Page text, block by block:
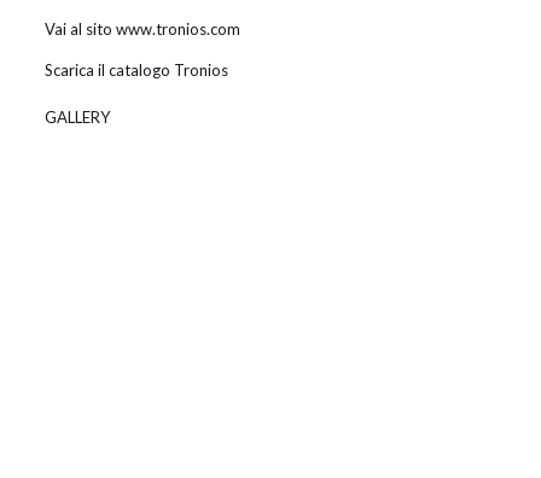
Vai al sito www.tronios.com
Scarica il catalogo Tronios
GALLERY